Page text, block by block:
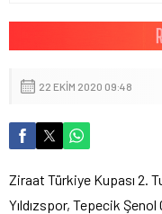
22 EKIM 2020 09:48
Ziraat Türkiye Kupası 2.
Yıldızspor, Tepecik Şenol